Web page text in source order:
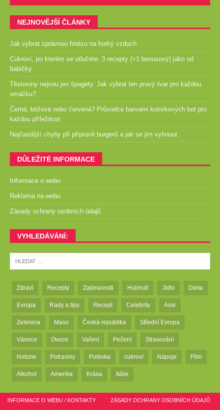
NEJNOVĚJŠÍ ČLÁNKY
Jak vybrat správnou fritézu na horký vzduch
Cukroví, po kterém se utlučete: 3 recepty (+1 bonusový) jako od
babičky
Těstoviny nejsou jen špagety. Jak vybrat ten pravý tvar pro každou
omáčku?
Černá, béžová nebo červená? Průvodce barvami kotníkových bot pro
každou příležitost
Nejčastější chyby při přípravě burgerů a jak se jim vyhnout
DŮLEŽITÉ INFORMACE
Informace o webu
Reklama na webu
Zásady ochrany osobních údajů
VYHLEDÁVÁNÍ:
Zdraví Recepty Zajímavosti Hubnutí Jídlo Dieta
Evropa Rady a tipy Recept Celebrity Asie
Zelenina Maso Česká republika Střední Evropa
Vánoce Ovoce Vaření Pečení Stravování
historie Potraviny Polévka cukroví Nápoje Film
Alkohol Amerika Krása Itálie
INFORMACE O WEBU / KONTAKTY ZÁSADY OCHRANY OSOBNÍCH ÚDAJŮ